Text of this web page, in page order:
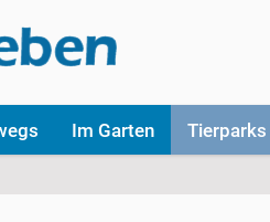
Im Garten